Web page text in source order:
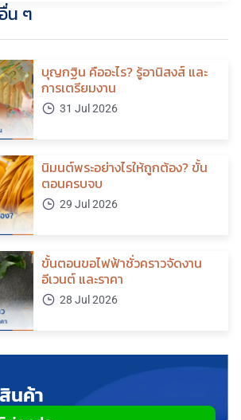
น ๆ
บุญกฐิน คืออะไร? รู้อานิสงส์ และ
การเตรียมงาน
31 Jul 2026
นิมนต์พระอย่างไรให้ถูกต้อง? ขั้น
ตอนครบจบ
29 Jul 2026
ขั้นตอนขอไฟฟ้าชั่วคราวจัดงาน
อีเวนต์ และราคา
28 Jul 2026
นค้า